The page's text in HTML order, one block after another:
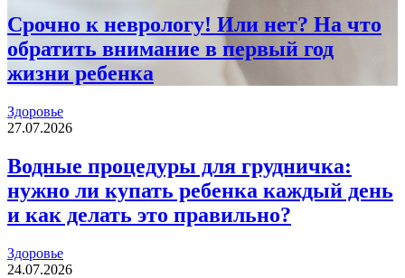
Срочно к неврологу! Или нет? На что
обратить внимание в первый год
жизни ребенка
Здоровье
27.07.2026
Водные процедуры для грудничка:
нужно ли купать ребенка каждый день
и как делать это правильно?
Здоровье
24.07.2026